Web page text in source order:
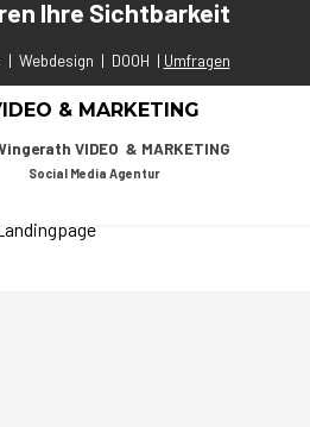
Menü überspringen
Ihre Sichtbarkeit
| Webdesign | DOOH | Umfragen
& MARKETING
VIDEO & MARKETING
Social Media Agentur